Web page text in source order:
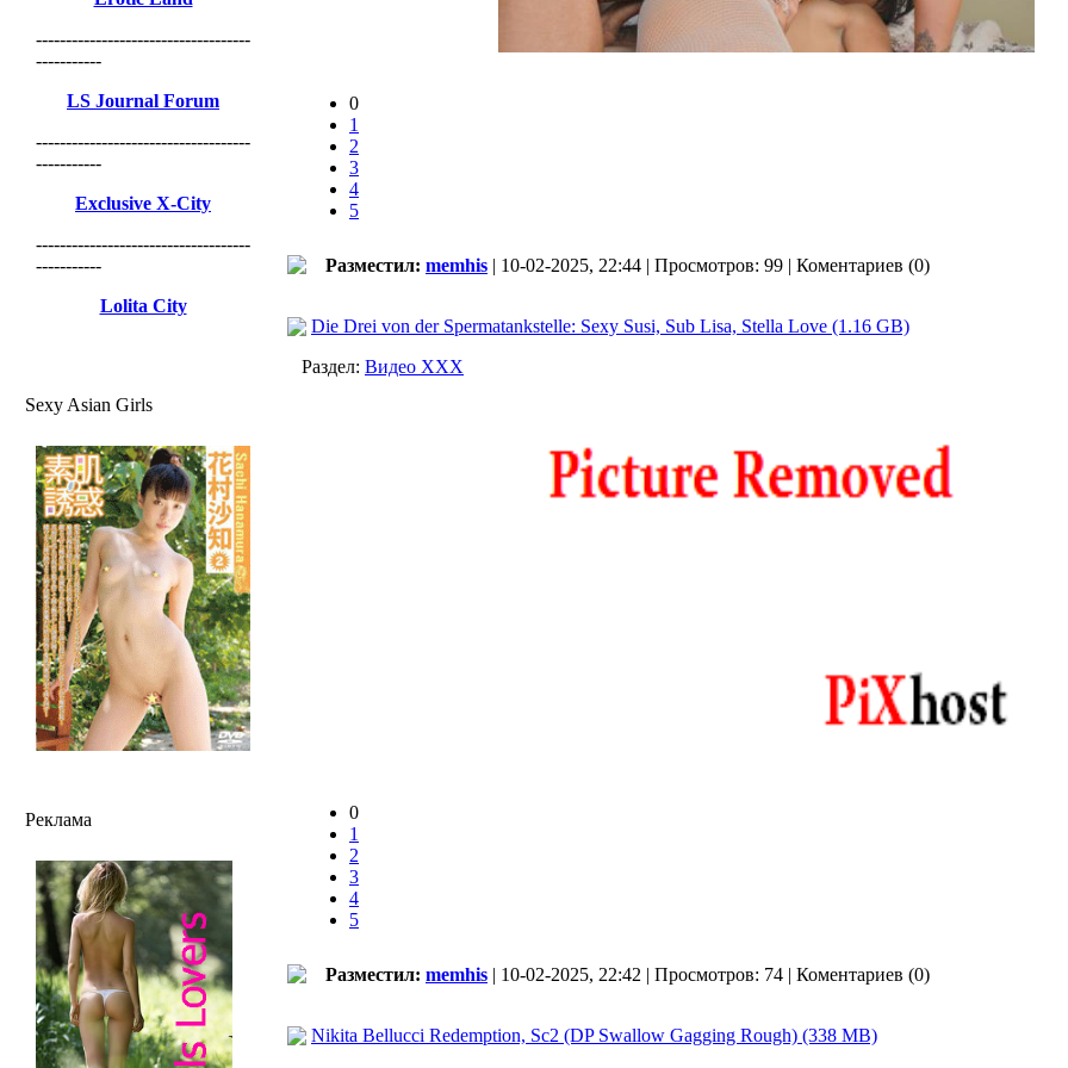
------------------------------------
-----------
LS Journal Forum
------------------------------------
-----------
Exclusive X-City
------------------------------------
-----------
Lolita City
Sexy Asian Girls
Реклама
0
1
2
3
4
5
Разместил: memhis | 10-02-2025, 22:44 | Просмотров: 99 | Коментариев (0)
Die Drei von der Spermatankstelle: Sexy Susi, Sub Lisa, Stella Love (1.16 GB)
Раздел: Видео ХХХ
0
1
2
3
4
5
Разместил: memhis | 10-02-2025, 22:42 | Просмотров: 74 | Коментариев (0)
Nikita Bellucci Redemption, Sc2 (DP Swallow Gagging Rough) (338 MB)